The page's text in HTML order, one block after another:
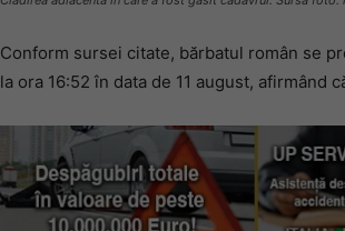
Conform sursei citate, bărbatul român se
la ora 16:52 în data de 11 august, afirmând